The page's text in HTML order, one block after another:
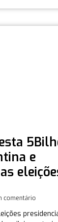
e
comentário